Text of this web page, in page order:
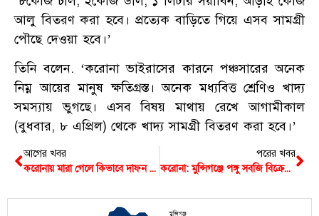
আলু বিতরণ করা হবে। প্রত্যেক বাড়িতে গিয়ে এসব সামগ্রী
পৌছে দেওয়া হবে।’
তিনি বলেন. ‘করোনা ভাইরাসের কারনে পঞ্চসারের অনেক
নিম্ন আয়ের মানুষ ক্ষতিগ্রস্ত। অনেক মধ্যবিত্ত শ্রেণিও খাদ্য
সমস্যায় ভুগছে। এসব বিষয় মাথায় রেখে আগামীকাল
(বুধবার, ৮ এপ্রিল) থেকে খাদ্য সামগ্রী বিতরণ করা হবে।’
আগের খবর
করোনায় মারা গেলে কিভাবে দাফন হবে তা নিয়ে প্রশিক্ষণ দেয়া হলো মুন্সিগঞ্জে
পরের খবর
করোনা: মুন্সিগঞ্জে পঙ্গু সবজি বিক্রেতাকে দেখে এগিয়ে এলো সেনাবাহিনী